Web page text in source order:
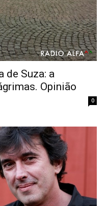
de Suza: a
Opinião
0